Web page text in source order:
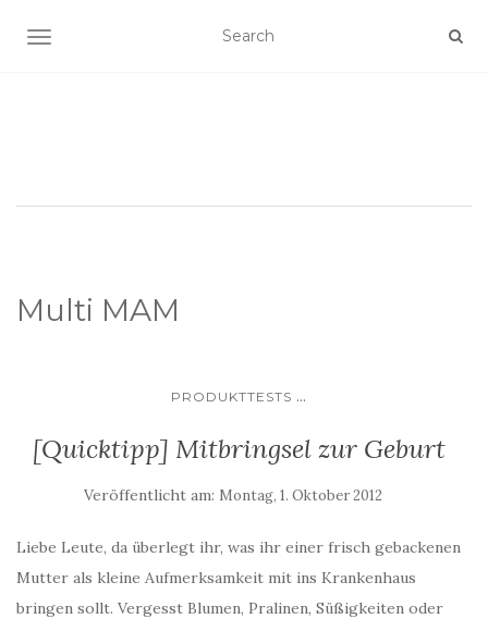
SCHALTE NAVIGATION
Multi MAM
PRODUKTTESTS ...
[Quicktipp] Mitbringsel zur Geburt
Veröffentlicht am: Montag, 1. Oktober 2012
Liebe Leute, da überlegt ihr, was ihr einer frisch gebackenen
Mutter als kleine Aufmerksamkeit mit ins Krankenhaus
bringen sollt. Vergesst Blumen, Pralinen, Süßigkeiten oder